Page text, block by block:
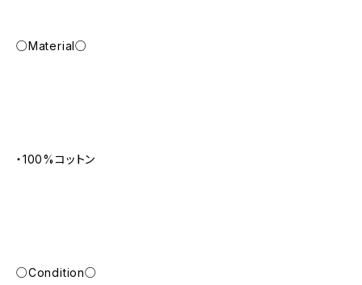
○Material○
・100%コットン
○Condition○